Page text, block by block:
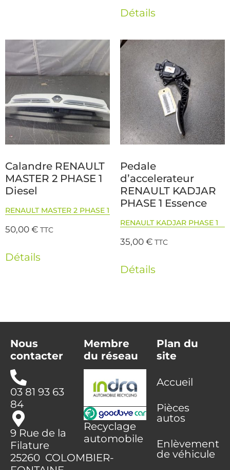
Détails
Calandre RENAULT
MASTER 2 PHASE 1
Diesel
RENAULT MASTER 2 PHASE 1
50,00€ TTC
Détails
Pedale
d’accelerateur
RENAULT KADJAR
PHASE 1 Essence
RENAULT KADJAR PHASE 1
35,00€ TTC
Détails
Nous
contacter
03 81 93 63
84
9 Rue de la
Filature
25260 COLOMBIER-
Membre
du réseau
Recyclage
automobile
Plan du
site
Accueil
Pièces
autos
Enlèvement
de véhicule